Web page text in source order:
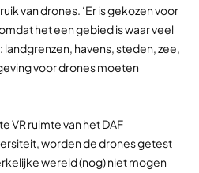
van drones. ‘Er is gekozen voor
het een gebied is waar veel
havens, steden, zee,
voor drones moeten
VR ruimte van het DAF
worden de drones getest
wereld (nog) niet mogen